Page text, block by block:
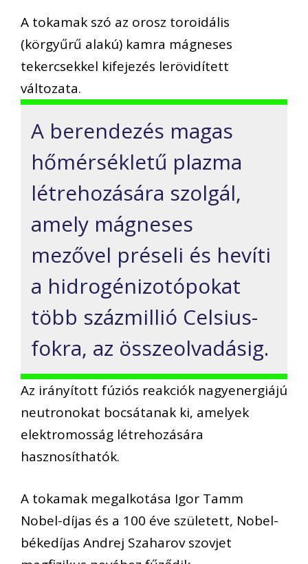
A tokamak szó az orosz toroidális
(körgyűrű alakú) kamra mágneses
tekercsekkel kifejezés lerövidített
változata.
A berendezés magas
hőmérsékletű plazma
létrehozására szolgál,
amely mágneses
mezővel préseli és hevíti
a hidrogénizotópokat
több százmillió Celsius-
fokra, az összeolvadásig.
Az irányított fúziós reakciók nagyenergiájú
neutronokat bocsátanak ki, amelyek
elektromosság létrehozására
hasznosíthatók.
A tokamak megalkotása Igor Tamm
Nobel-díjas és a 100 éve született, Nobel-
békedíjas Andrej Szaharov szovjet